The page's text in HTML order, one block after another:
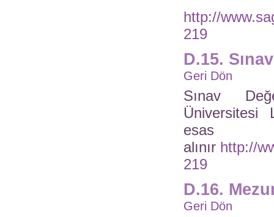
http://
219
D.15.
Geri Dön
Sınav
Üniversitesi
esas
alınır http://
219
D.16.
Geri Dön